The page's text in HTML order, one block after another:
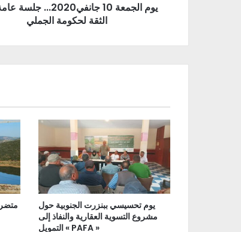
يوم الجمعة 10 جانفي2020...
الثقة لحكومة الجملي
يوم تحسيسي ببنزرت الجنوبية حول
مشروع التسوية العقارية والنفاذ إلى
التمويل « PAFA »